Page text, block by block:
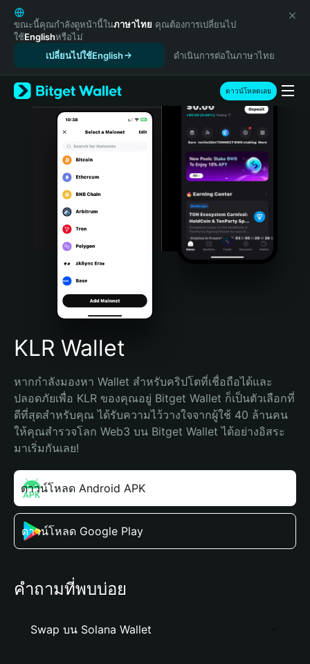
English
日本語
Tiếng Việt
Español (Latinoamérica)
Türkçe
Italiano
Português (Portugal)
Bahasa Indonesia
Português (Brasil)
Español (Argentina)
ขณะนี้คุณกำลังดูหน้านี้ในภาษาไทย คุณต้องการเปลี่ยนไป
ใช้Englishหรือไม่
เปลี่ยนไปใช้English
ดำเนินการต่อในภาษาไทย
ดาวน์โหลดเลย
KLR Wallet
หากกำลังมองหา Wallet สำหรับคริปโตที่เชื่อถือได้และ
ปลอดภัยเพื่อ KLR ของคุณอยู่ Bitget Wallet ก็เป็นตัวเลือกที่
ดีที่สุดสำหรับคุณ ได้รับความไว้วางใจจากผู้ใช้ 40 ล้านคน
ให้คุณสำรวจโลก Web3 บน Bitget Wallet ได้อย่างอิสระ
มาเริ่มกันเลย!
ดาวน์โหลด Android APK
ดาวน์โหลด Google Play
คำถามที่พบบ่อย
Swap บน Solana Wallet